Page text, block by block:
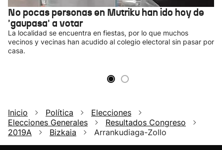
No pocas personas en Mutriku han ido hoy de
'gaupasa' a votar
La localidad se encuentra en fiestas, por lo que muchos
vecinos y vecinas han acudido al colegio electoral sin pasar por
casa.
Inicio Política
Elecciones
Elecciones Generales
Resultados Congreso
2019A
Bizkaia Arrankudiaga-Zollo